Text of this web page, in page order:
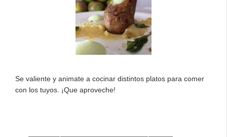
Se valiente y animate a cocinar distintos platos para comer
con los tuyos. ¡Que aproveche!